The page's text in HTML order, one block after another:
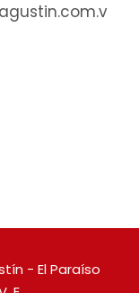
- El Paraíso